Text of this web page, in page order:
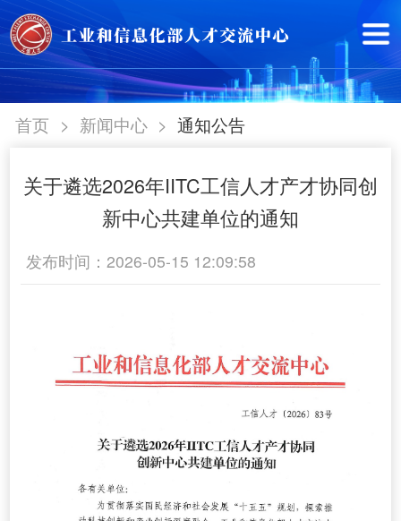
首页 > 新闻中心 > 通知公告
关于遴选2026年IITC工信人才产才协同创
新中心共建单位的通知
发布时间：2026-05-15 12:09:58